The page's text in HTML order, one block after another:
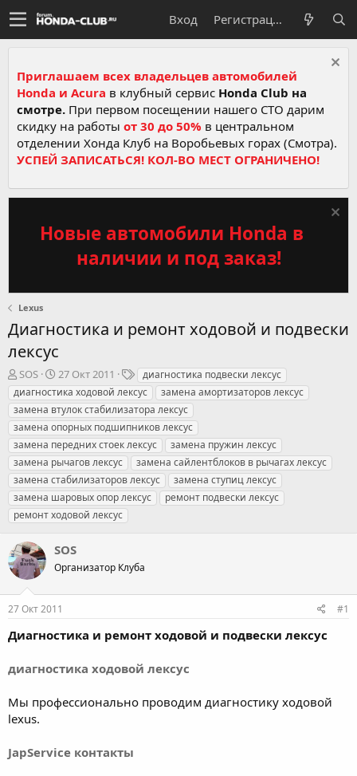
Вход Регистрация
Приглашаем всех владельцев автомобилей
Honda и Acura в клубный сервис Honda Club на
смотре. При первом посещении нашего СТО дарим
скидку на работы от 30 до 50% в центральном
отделении Хонда Клуб на Воробьевых горах (Смотра).
УСПЕЙ ЗАПИСАТЬСЯ! КОЛ-ВО МЕСТ ОГРАНИЧЕНО!
Новые автомобили Honda в
наличии и под заказ!
Lexus
Диагностика и ремонт ходовой и подвески
лексус
А
в
т
о
р
т
е
м
ы
SOS
Д
а
т
а
н
а
ч
а
л
а
27 Окт 2011
Т
е
г
и
диагностика подвески лексус
диагностика ходовой лексус
замена амортизаторов лексус
замена втулок стабилизатора лексус
замена опорных подшипников лексус
замена передних стоек лексус
замена пружин лексус
замена рычагов лексус
замена сайлентблоков в рычагах лексус
замена стабилизаторов лексус
замена ступиц лексус
замена шаровых опор лексус
ремонт подвески лексус
ремонт ходовой лексус
SOS
Организатор Клуба
27 Окт 2011 #1
Диагностика и ремонт ходовой и подвески лексус
диагностика ходовой лексус
Мы профессионально проводим диагностику ходовой
lexus.
JapService контакты